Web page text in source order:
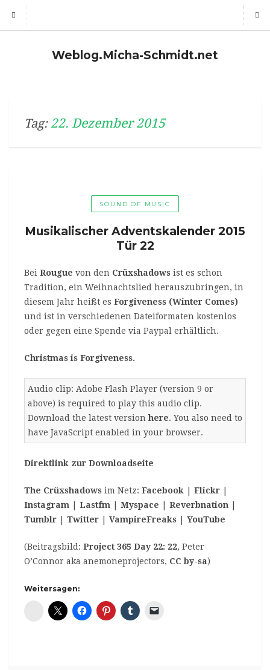
Weblog.Micha-Schmidt.net
Tag: 22. Dezember 2015
SOUND OF MUSIC
Musikalischer Adventskalender 2015
Tür 22
Bei Rougue von den Crüxshadows ist es schon
Tradition, ein Weihnachtslied herauszubringen, in
diesem Jahr heißt es Forgiveness (Winter Comes)
und ist in verschiedenen Dateiformaten kostenlos
oder gegen eine Spende via Paypal erhältlich.
Christmas is Forgiveness.
Audio clip: Adobe Flash Player (version 9 or
above) is required to play this audio clip.
Download the latest versionhere. You also need to
have JavaScript enabled in your browser.
Direktlink zur Downloadseite
The Crüxshadows im Netz: Facebook Flickr
Instagram
Lastfm Myspace Reverbnation
Tumblr
Twitter VampireFreaks YouTube
(Beitragsbild: Project 365 Day 22: 22, Peter
O’Connor aka anemoneprojectors, CC by-sa)
Weitersagen:
Diaspora*